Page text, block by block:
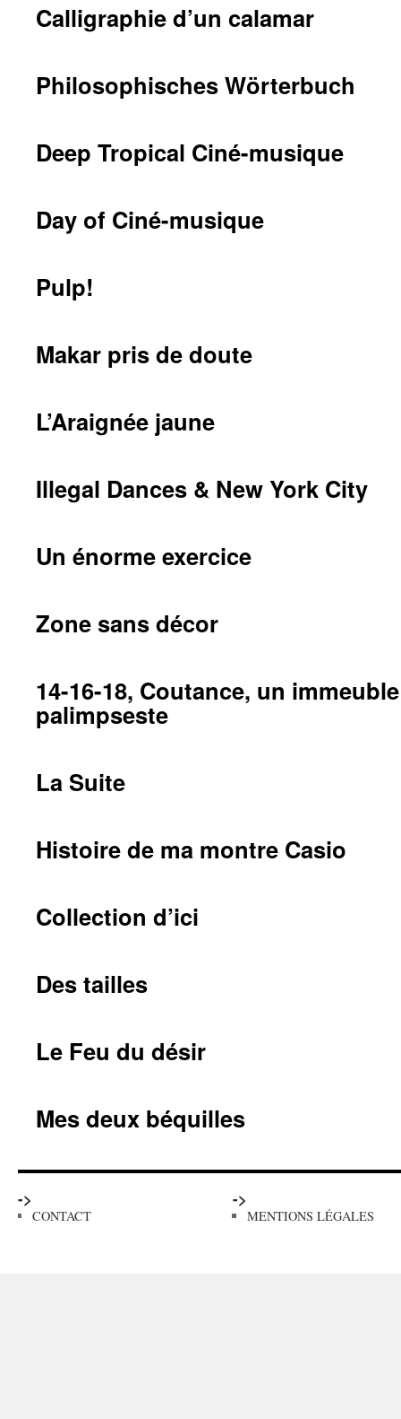
Calligraphie d’un calamar
Philosophisches Wörterbuch
Deep Tropical Ciné-musique
Day of Ciné-musique
Pulp!
Makar pris de doute
L’Araignée jaune
Illegal Dances & New York City
Un énorme exercice
Zone sans décor
14-16-18, Coutance, un
palimpseste
La Suite
Histoire de ma montre Casio
Collection d’ici
Des tailles
Le Feu du désir
Mes deux béquilles
->
CONTACT
->
MENTIONS LÉGALES